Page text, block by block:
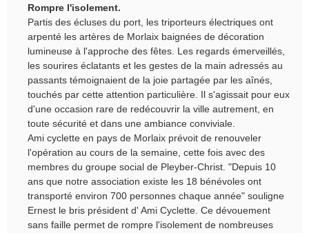
Rompre l'isolement.
Partis des écluses du port, les triporteurs électriques ont
arpenté les artères de Morlaix baignées de décoration
lumineuse à l'approche des fêtes. Les regards émerveillés,
les sourires éclatants et les gestes de la main adressés au
passants témoignaient de la joie partagée par les aînés,
touchés par cette attention particulière. Il s'agissait pour eux
d'une occasion rare de redécouvrir la ville autrement, en
toute sécurité et dans une ambiance conviviale.
Ami cyclette en pays de Morlaix prévoit de renouveler
l'opération au cours de la semaine, cette fois avec des
membres du groupe social de Pleyber-Christ. "Depuis 10
ans que notre association existe les 18 bénévoles ont
transporté environ 700 personnes chaque année" souligne
Ernest le bris président d' Ami Cyclette. Ce dévouement
sans faille permet de rompre l'isolement de nombreuses